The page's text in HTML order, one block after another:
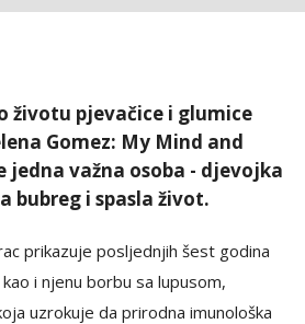
životu pjevačice i glumice
Gomez: My Mind and
jedna važna osoba - djevojka
bubreg i spasla život.
prikazuje posljednjih šest godina
i njenu borbu sa lupusom,
uzrokuje da prirodna imunološka